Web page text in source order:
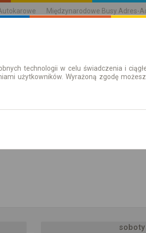
Międzynarodowe Busy Adres-
| Bilety Bilety
Pokaż rozkład
soboty
technologii w celu świadczenia i
użytkowników. Wyrażoną zgodę